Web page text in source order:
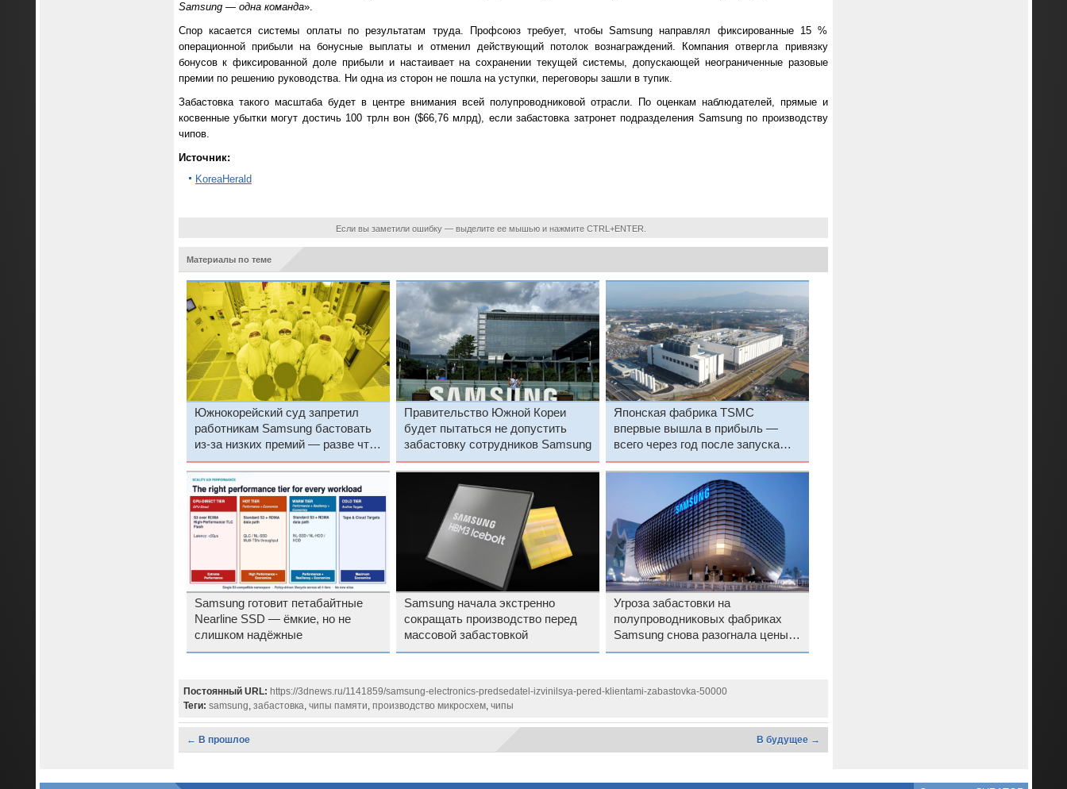
Samsung — одна команда».
Спор касается системы оплаты по результатам труда. Профсоюз требует, чтобы Samsung направлял фиксированные 15 %
операционной прибыли на бонусные выплаты и отменил действующий потолок вознаграждений. Компания отвергла привязку
бонусов к фиксированной доле прибыли и настаивает на сохранении текущей системы, допускающей неограниченные разовые
премии по решению руководства. Ни одна из сторон не пошла на уступки, переговоры зашли в тупик.
Забастовка такого масштаба будет в центре внимания всей полупроводниковой отрасли. По оценкам наблюдателей, прямые и
косвенные убытки могут достичь 100 трлн вон ($66,76 млрд), если забастовка затронет подразделения Samsung по производству
чипов.
Источник:
KoreaHerald
Если вы заметили ошибку — выделите ее мышью и нажмите CTRL+ENTER.
Материалы по теме
Южнокорейский суд запретил
работникам Samsung бастовать
из-за низких премий — разве что
понемножку
Правительство Южной Кореи
будет пытаться не допустить
забастовку сотрудников Samsung
Японская фабрика TSMC
впервые вышла в прибыль —
всего через год после запуска
массового производства
Samsung готовит петабайтные
Nearline SSD — ёмкие, но не
слишком надёжные
Samsung начала экстренно
сокращать производство перед
массовой забастовкой
Угроза забастовки на
полупроводниковых фабриках
Samsung снова разогнала цены
на память
Постоянный URL: https://3dnews.ru/1141859/samsung-electronics-predsedatel-izvinilsya-pered-klientami-zabastovka-50000
Теги: samsung, забастовка, чипы памяти, производство микросхем, чипы
← В прошлое В будущее →